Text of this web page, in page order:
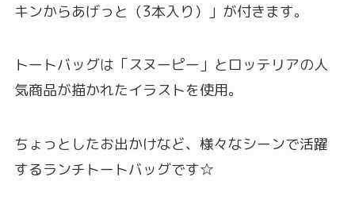
キンからあげっと（3本入り）」が付きます。
トートバッグは「スヌーピー」とロッテリアの人
気商品が描かれたイラストを使用。
ちょっとしたお出かけなど、様々なシーンで活躍
するランチトートバッグです☆